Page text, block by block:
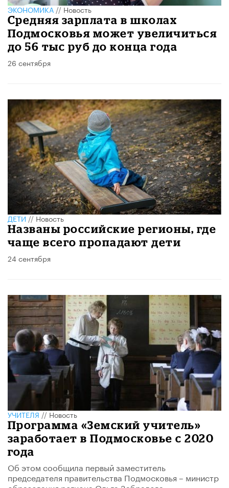
ЭКОНОМИКА//Новость
Средняя зарплата в школах
Подмосковья может увеличиться
до 56 тыс руб до конца года
26 сентября
ДЕТИ//Новость
Названы российские регионы, где
чаще всего пропадают дети
24 сентября
УЧИТЕЛЯ//Новость
Программа «Земский учитель»
заработает в Подмосковье с 2020
года
Об этом сообщила первый заместитель
председателя правительства Подмосковья – министр